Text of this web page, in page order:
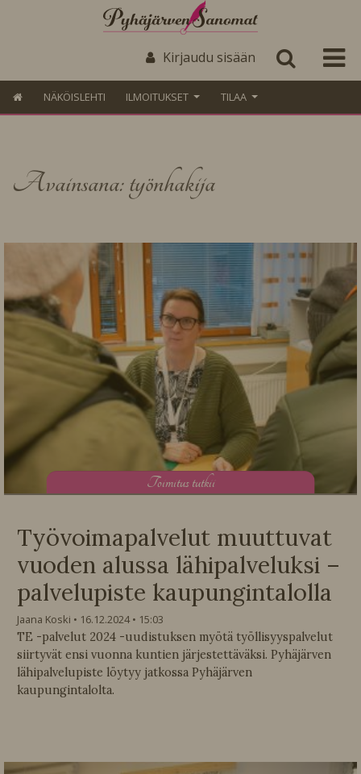
Kirjaudu sisään
NÄKÖISLEHTI ILMOITUKSET TILAA
Avainsana: työnhakija
Toimitus tutkii
Työvoimapalvelut muuttuvat
vuoden alussa lähipalveluksi –
palvelupiste kaupungintalolla
Jaana Koski 16.12.2024
15:03
TE -palvelut 2024 -uudistuksen myötä työllisyyspalvelut
siirtyvät ensi vuonna kuntien järjestettäväksi. Pyhäjärven
lähipalvelupiste löytyy jatkossa Pyhäjärven
kaupungintalolta.